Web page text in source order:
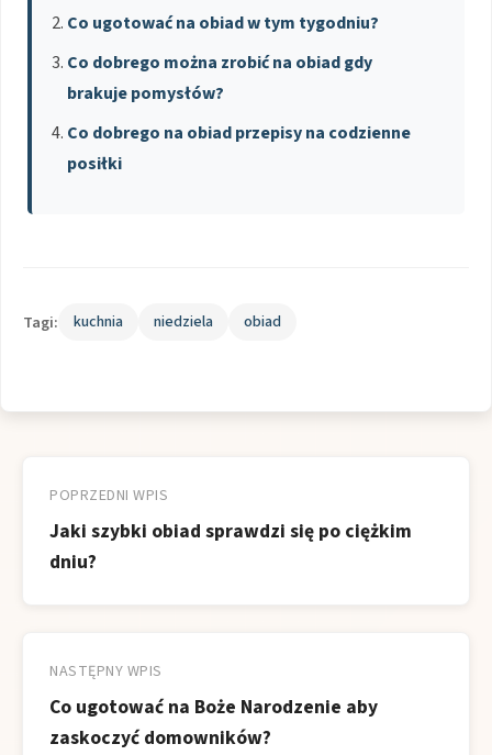
Co ugotować na obiad w tym tygodniu?
Co dobrego można zrobić na obiad gdy
brakuje pomysłów?
Co dobrego na obiad przepisy na codzienne
posiłki
Tagi: kuchnia niedziela obiad
wpisu
POPRZEDNI WPIS
Jaki szybki obiad sprawdzi się po ciężkim
dniu?
NASTĘPNY WPIS
Co ugotować na Boże Narodzenie aby
zaskoczyć domowników?